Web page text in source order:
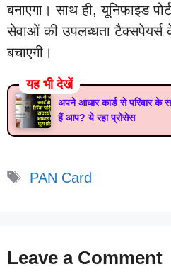
बनाएगा। साथ ही, यूनिफाइड
सेवाओं की उपलब्धता
बचाएगी।
यह भी देखें
अपने आधार कार्ड से परिवार
हैं आप? ये रहा प्रोसेस
Tags
PAN Card
Leave a Comment